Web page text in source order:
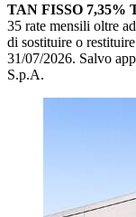
TAN FISSO 7,35%
35 rate mensili oltre
di sostituire o
31/07/2026. Salvo
S.p.A.